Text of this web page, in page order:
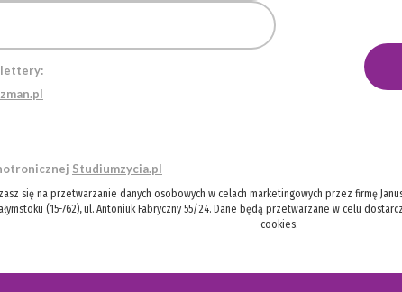
Studiumzycia.pl
się na przetwarzanie danych osobowych w celach marketingowych przez firmę
(15-762), ul. Antoniuk Fabryczny 55/24. Dane będą przetwarzane w celu
cookies.